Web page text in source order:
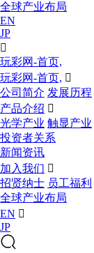
全球产业布局
EN
JP

玩彩网-首页,
玩彩网-首页, 
公司简介 发展历程
产品介绍 
光学产业 触显产业
投资者关系
新闻资讯
加入我们 
招贤纳士 员工福利
全球产业布局
EN 
JP